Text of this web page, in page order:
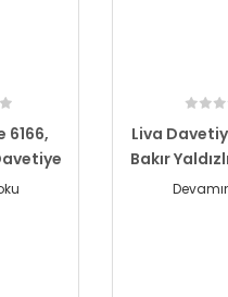
6166,
Liva
Bakır